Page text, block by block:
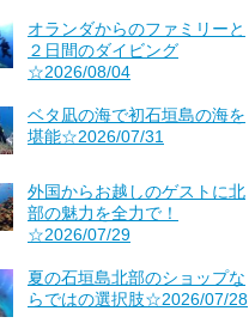
オランダからのファミリーと
２日間のダイビング
☆2026/08/04
ベタ凪の海で初石垣島の海を
堪能☆2026/07/31
外国からお越しのゲストに北
部の魅力を全力で！
☆2026/07/29
夏の石垣島北部のショップな
らではの選択肢☆2026/07/28